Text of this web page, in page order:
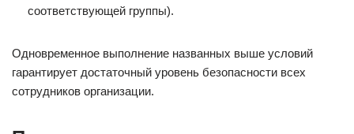
соответствующей группы).
Одновременное выполнение названных выше условий
гарантирует достаточный уровень безопасности всех
сотрудников организации.